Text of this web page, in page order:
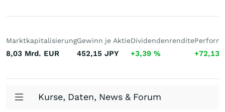
Marktkapitalisierung
8,03 Mrd. EUR
Gewinn je Aktie
452,15 JPY
Dividendenrendite
+3,39 % +72,13
Kurse, Daten, News & Forum